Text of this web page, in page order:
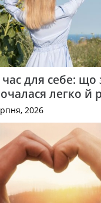
для себе: що
легко й
2026